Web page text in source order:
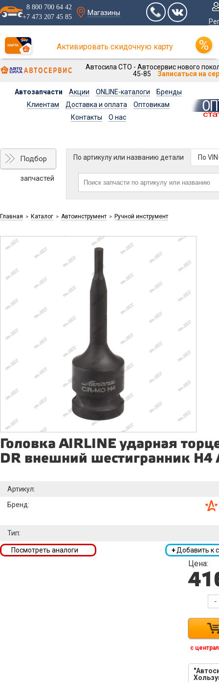
8 800 700 64 42
+7 473 207 45 85
Магазины
Активировать скидочную карту
Автосила СТО - Автосервис нового
45-85
Записаться на
Автозапчасти Акции ONLINE-каталоги
Бренды
Клиентам
Доставка и оплата
Оптовикам
Контакты
О нас
Подбор
запчастей
По артикулу или названию детали По
Главная > Каталог > Автоинструмент > Ручной инструмент
Головка AIRLINE ударная
DR внешний шестигранник H4
Артикул:
Бренд:
Тип:
+Добавить к
Посмотреть аналоги
Цена:
-
с